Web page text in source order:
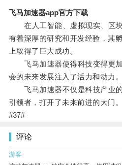
飞马加速器app官方下载
在人工智能、虚拟现实、区块
有着深厚的研究和开发经验，其
上取得了巨大成功。
飞马加速器使得科技变得更加
会的未来发展注入了活力和动力。
飞马加速器不仅是科技产业的
引领者，打开了未来前进的大门。
#37#
评论
游客